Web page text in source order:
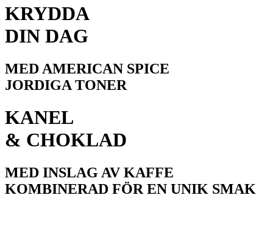
KRYDDA
DIN DAG
MED AMERICAN SPICE
JORDIGA TONER
KANEL
& CHOKLAD
MED INSLAG AV KAFFE
KOMBINERAD FÖR EN UNIK SMAK